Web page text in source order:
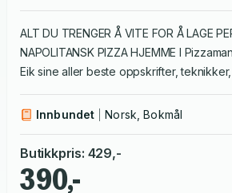
ALT DU TRENGER Å VITE FOR Å LAGE
NAPOLITANSK PIZZA HJEMME I
Eik sine aller beste oppskrifter,
Etter fem år med prøving og feiling har
pizza blir stekt på høy temperatur på kort
ekstra tynn bunn, og luftige skorper.
napolitansk pizza med rette ansett som
Innbundet Norsk, Bokmål
Butikkpris: 429,-
390,-